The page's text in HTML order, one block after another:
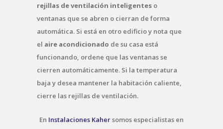
rejillas de ventilación inteligentes o
ventanas que se abren o cierran de forma
automática. Si está en otro edificio y nota que
el aire acondicionado de su casa está
funcionando, ordene que las ventanas se
cierren automáticamente. Si la temperatura
baja y desea mantener la habitación caliente,
cierre las rejillas de ventilación.
En Instalaciones Kahersomos especialistas en